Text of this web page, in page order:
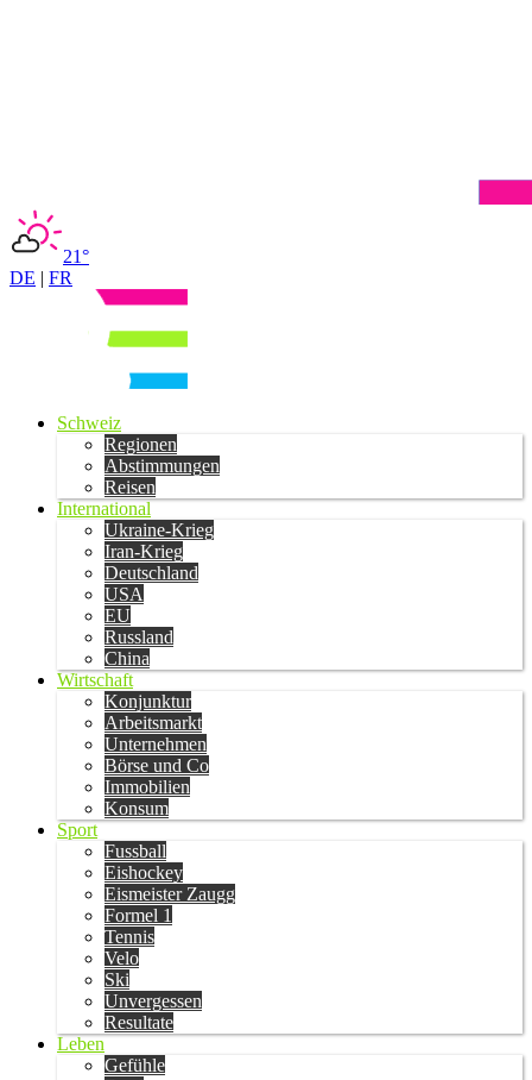
21°
DE | FR
Schweiz
Regionen
Abstimmungen
Reisen
International
Ukraine-Krieg
Iran-Krieg
Deutschland
USA
EU
Russland
China
Wirtschaft
Konjunktur
Arbeitsmarkt
Unternehmen
Börse und Co
Immobilien
Konsum
Sport
Fussball
Eishockey
Eismeister Zaugg
Formel 1
Tennis
Velo
Ski
Unvergessen
Resultate
Leben
Gefühle